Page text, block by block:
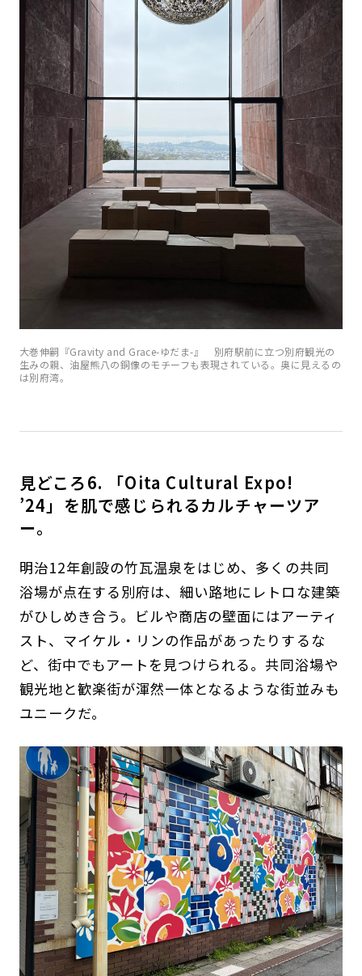
大巻伸嗣『Gravity and Grace-ゆだま-』 別府駅前に立つ別府観光の
生みの親、油屋熊八の銅像のモチーフも表現されている。奥に見えるの
は別府湾。
見どころ6. 「Oita Cultural Expo!
’24」を肌で感じられるカルチャーツア
ー。
明治12年創設の竹瓦温泉をはじめ、多くの共同
浴場が点在する別府は、細い路地にレトロな建築
がひしめき合う。ビルや商店の壁面にはアーティ
スト、マイケル・リンの作品があったりするな
ど、街中でもアートを見つけられる。共同浴場や
観光地と歓楽街が渾然一体となるような街並みも
ユニークだ。